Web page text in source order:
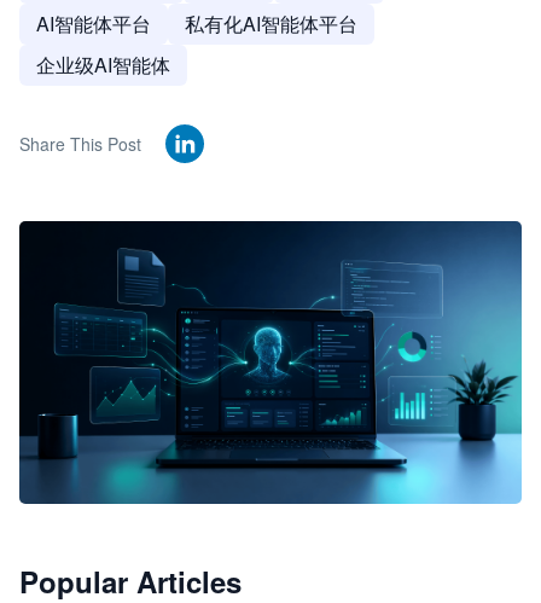
AI智能体平台
私有化AI智能体平台
企业级AI智能体
Share This Post
JimoClaw 桌面 AI Agent 工作台
Popular Articles